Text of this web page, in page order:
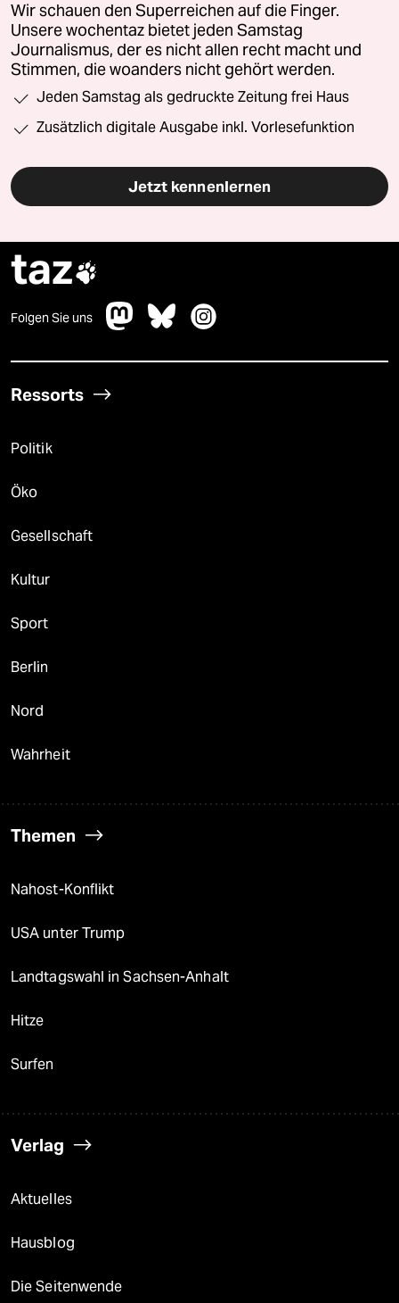
Wir schauen den Superreichen auf die Finger.
Unsere wochentaz bietet jeden Samstag
Journalismus, der es nicht allen recht macht und
Stimmen, die woanders nicht gehört werden.
Jeden Samstag als gedruckte Zeitung frei Haus
Zusätzlich digitale Ausgabe inkl. Vorlesefunktion
Jetzt kennenlernen
taz
Folgen Sie uns
Ressorts
Politik
Öko
Gesellschaft
Kultur
Sport
Berlin
Nord
Wahrheit
Themen
Nahost-Konflikt
USA unter Trump
Landtagswahl in Sachsen-Anhalt
Hitze
Surfen
Verlag
Aktuelles
Hausblog
Die Seitenwende